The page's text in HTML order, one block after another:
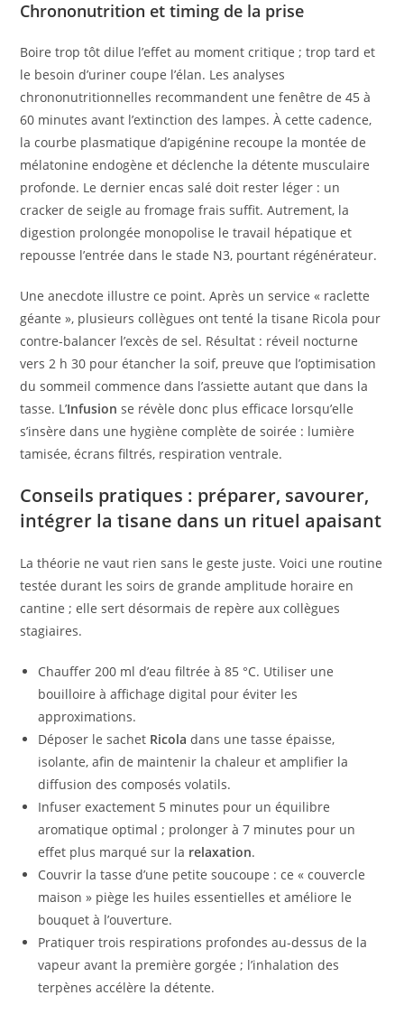
Chrononutrition et timing de la prise
Boire trop tôt dilue l’effet au moment critique ; trop tard et
le besoin d’uriner coupe l’élan. Les analyses
chrononutritionnelles recommandent une fenêtre de 45 à
60 minutes avant l’extinction des lampes. À cette cadence,
la courbe plasmatique d’apigénine recoupe la montée de
mélatonine endogène et déclenche la détente musculaire
profonde. Le dernier encas salé doit rester léger : un
cracker de seigle au fromage frais suffit. Autrement, la
digestion prolongée monopolise le travail hépatique et
repousse l’entrée dans le stade N3, pourtant régénérateur.
Une anecdote illustre ce point. Après un service « raclette
géante », plusieurs collègues ont tenté la tisane Ricola pour
contre-balancer l’excès de sel. Résultat : réveil nocturne
vers 2 h 30 pour étancher la soif, preuve que l’optimisation
du sommeil commence dans l’assiette autant que dans la
tasse. L’Infusion se révèle donc plus efficace lorsqu’elle
s’insère dans une hygiène complète de soirée : lumière
tamisée, écrans filtrés, respiration ventrale.
Conseils pratiques : préparer, savourer,
intégrer la tisane dans un rituel apaisant
La théorie ne vaut rien sans le geste juste. Voici une routine
testée durant les soirs de grande amplitude horaire en
cantine ; elle sert désormais de repère aux collègues
stagiaires.
Chauffer 200 ml d’eau filtrée à 85 °C. Utiliser une
bouilloire à affichage digital pour éviter les
approximations.
Déposer le sachet Ricola dans une tasse épaisse,
isolante, afin de maintenir la chaleur et amplifier la
diffusion des composés volatils.
Infuser exactement 5 minutes pour un équilibre
aromatique optimal ; prolonger à 7 minutes pour un
effet plus marqué sur la relaxation.
Couvrir la tasse d’une petite soucoupe : ce « couvercle
maison » piège les huiles essentielles et améliore le
bouquet à l’ouverture.
Pratiquer trois respirations profondes au-dessus de la
vapeur avant la première gorgée ; l’inhalation des
terpènes accélère la détente.